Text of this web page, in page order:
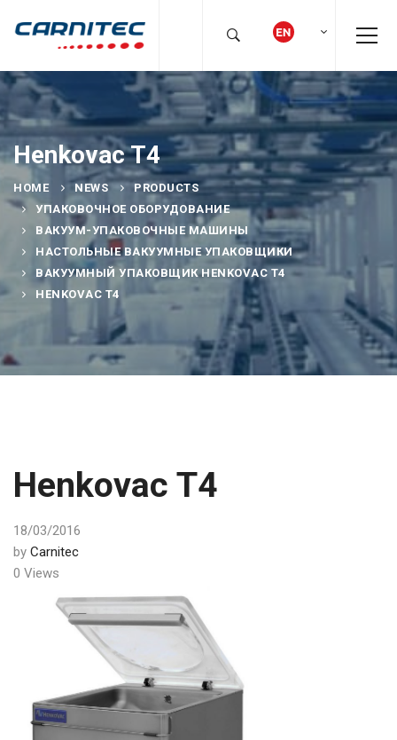
Henkovac T4
HOME NEWS
PRODUCTS
УПАКОВОЧНОЕ ОБОРУДОВАНИЕ
ВАКУУМ-УПАКОВОЧНЫЕ МАШИНЫ
НАСТОЛЬНЫЕ ВАКУУМНЫЕ УПАКОВЩИКИ
ВАКУУМНЫЙ УПАКОВЩИК HENKOVAC T4
HENKOVAC T4
Henkovac T4
18/03/2016
by Carnitec
0 Views